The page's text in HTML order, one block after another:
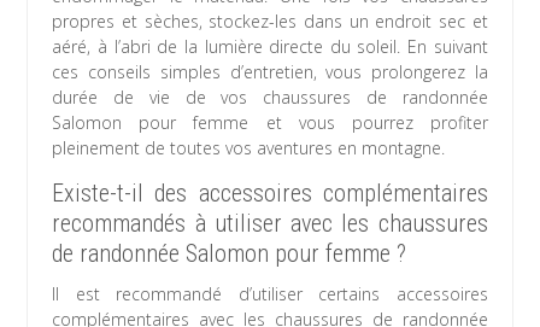
propres et sèches, stockez-les dans un endroit sec et
aéré, à l’abri de la lumière directe du soleil. En suivant
ces conseils simples d’entretien, vous prolongerez la
durée de vie de vos chaussures de randonnée
Salomon pour femme et vous pourrez profiter
pleinement de toutes vos aventures en montagne.
Existe-t-il des accessoires complémentaires
recommandés à utiliser avec les chaussures
de randonnée Salomon pour femme ?
Il est recommandé d’utiliser certains accessoires
complémentaires avec les chaussures de randonnée